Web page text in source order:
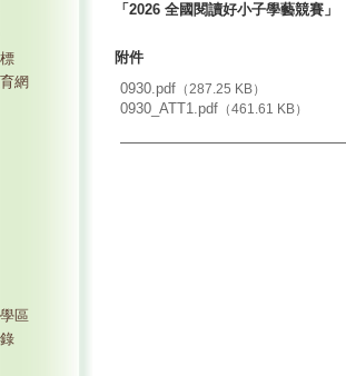
網
區
「2026 全國閱讀好小子學藝競賽」
附件
0930.pdf （287.25 KB）
0930_ATT1.pdf （461.61 KB）